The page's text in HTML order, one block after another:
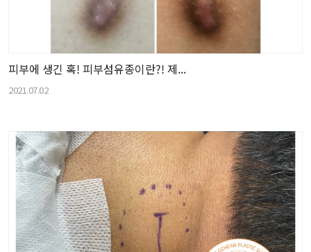
피부에 생긴 혹! 피부섬유종이란?! 제...
2021.07.02